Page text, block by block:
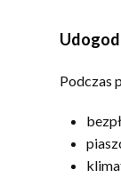
Podczas